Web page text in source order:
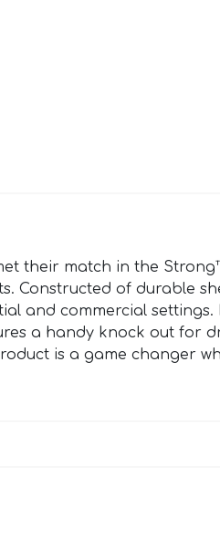
their match in the
Constructed of durable
and commercial
a handy knock out for
is a game changer